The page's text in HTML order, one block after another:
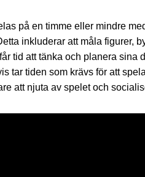
på en timme eller mindre
inkluderar att måla figurer,
tid att tänka och planera sina
tar tiden som krävs för att
att njuta av spelet och